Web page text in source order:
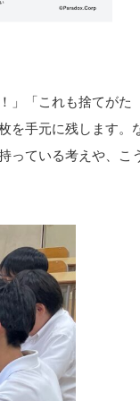
」「これも捨てがた
を手元に残します。
っている考えや、こ